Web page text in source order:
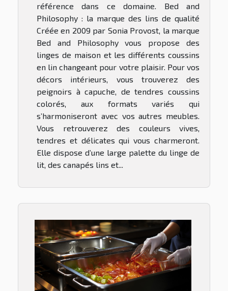
référence dans ce domaine. Bed and
Philosophy : la marque des lins de qualité
Créée en 2009 par Sonia Provost, la marque
Bed and Philosophy vous propose des
linges de maison et les différents coussins
en lin changeant pour votre plaisir. Pour vos
décors intérieurs, vous trouverez des
peignoirs à capuche, de tendres coussins
colorés, aux formats variés qui
s’harmoniseront avec vos autres meubles.
Vous retrouverez des couleurs vives,
tendres et délicates qui vous charmeront.
Elle dispose d’une large palette du linge de
lit, des canapés lins et...